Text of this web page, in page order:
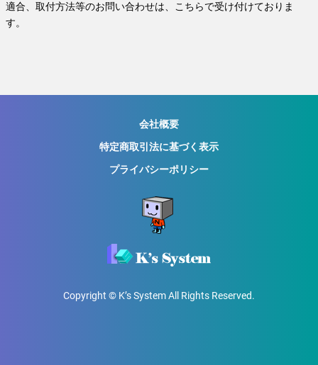
適合、取付方法等のお問い合わせは、こちらで受け付けておりま
す。
会社概要
特定商取引法に基づく表示
プライバシーポリシー
Copyright © K’s System All Rights Reserved.